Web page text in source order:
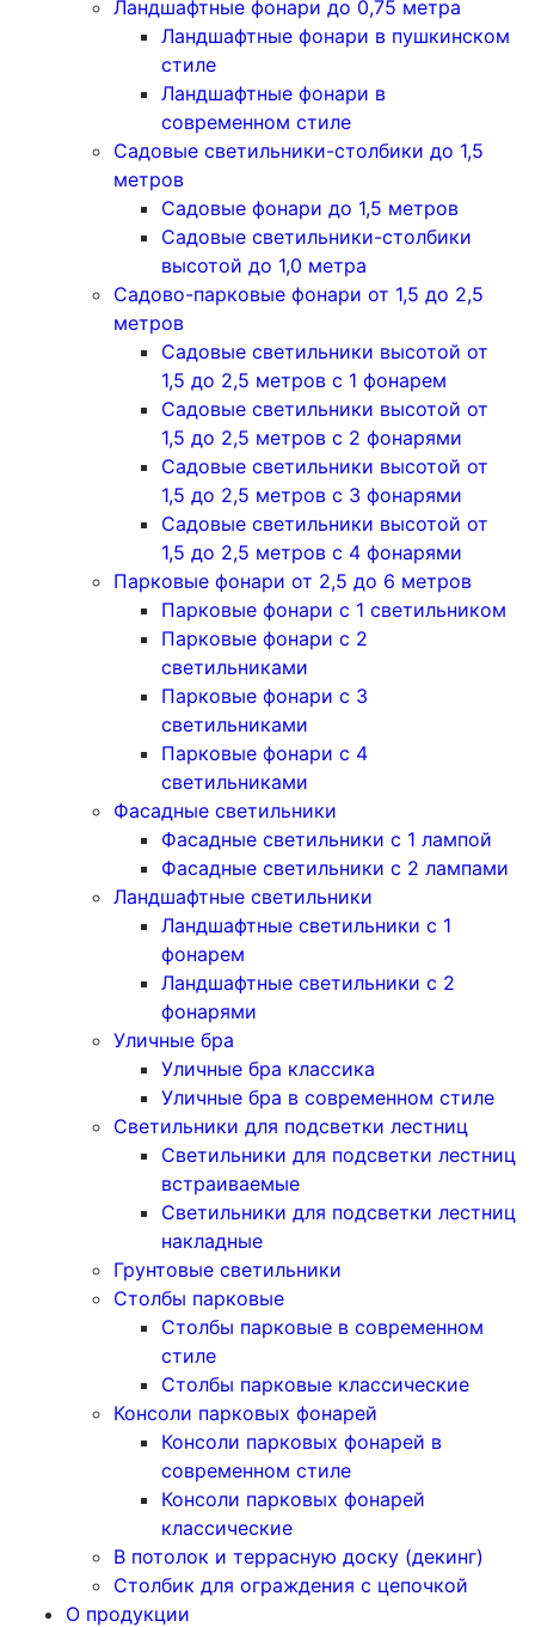
Ландшафтные фонари до 0,75 метра
Ландшафтные фонари в пушкинском
стиле
Ландшафтные фонари в
современном стиле
Садовые светильники-столбики до 1,5
метров
Садовые фонари до 1,5 метров
Садовые светильники-столбики
высотой до 1,0 метра
Садово-парковые фонари от 1,5 до 2,5
метров
Садовые светильники высотой от
1,5 до 2,5 метров с 1 фонарем
Садовые светильники высотой от
1,5 до 2,5 метров с 2 фонарями
Садовые светильники высотой от
1,5 до 2,5 метров с 3 фонарями
Садовые светильники высотой от
1,5 до 2,5 метров с 4 фонарями
Парковые фонари от 2,5 до 6 метров
Парковые фонари с 1 светильником
Парковые фонари с 2
светильниками
Парковые фонари с 3
светильниками
Парковые фонари с 4
светильниками
Фасадные светильники
Фасадные светильники с 1 лампой
Фасадные светильники c 2 лампами
Ландшафтные светильники
Ландшафтные светильники с 1
фонарем
Ландшафтные светильники с 2
фонарями
Уличные бра
Уличные бра классика
Уличные бра в современном стиле
Светильники для подсветки лестниц
Светильники для подсветки лестниц
встраиваемые
Светильники для подсветки лестниц
накладные
Грунтовые светильники
Столбы парковые
Столбы парковые в современном
стиле
Столбы парковые классические
Консоли парковых фонарей
Консоли парковых фонарей в
современном стиле
Консоли парковых фонарей
классические
В потолок и террасную доску (декинг)
Столбик для ограждения с цепочкой
О продукции